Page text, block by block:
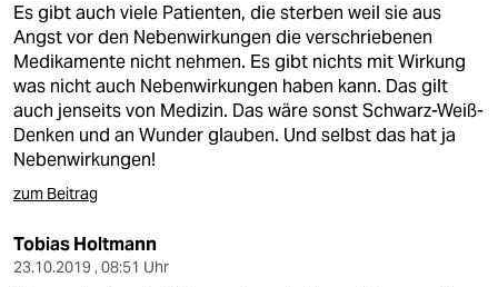
Es gibt auch viele Patienten, die sterben weil sie aus
Angst vor den Nebenwirkungen die verschriebenen
Medikamente nicht nehmen. Es gibt nichts mit Wirkung
was nicht auch Nebenwirkungen haben kann. Das gilt
auch jenseits von Medizin. Das wäre sonst Schwarz-Weiß-
Denken und an Wunder glauben. Und selbst das hat ja
Nebenwirkungen!
zum Beitrag
Tobias Holtmann
23.10.2019 , 08:51 Uhr